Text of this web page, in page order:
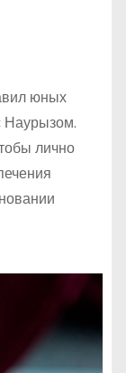
юных
Наурызом.
лично